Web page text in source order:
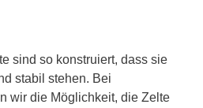
sind so konstruiert, dass sie
stabil stehen. Bei
wir die Möglichkeit, die Zelte